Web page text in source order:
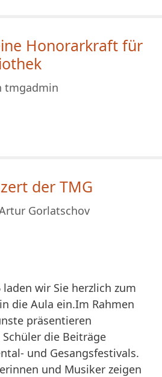
Honorarkraft für
tmgadmin
der TMG
Gorlatschov
laden wir Sie herzlich zum
die Aula ein.Im Rahmen
präsentieren
die Beiträge
und Gesangsfestivals.
und Musiker zeigen